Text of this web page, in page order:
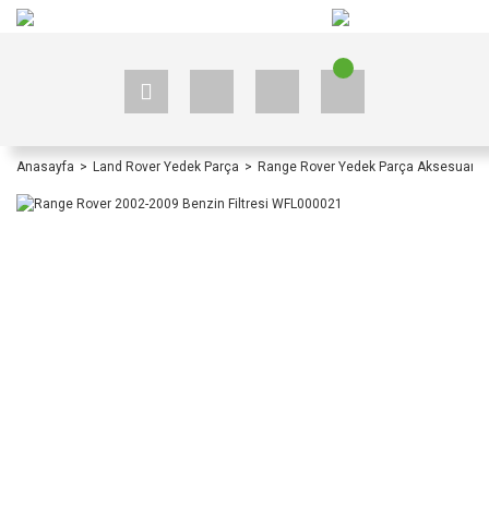
Anasayfa Land Rover Yedek Parça Range Rover Yedek Parça Aksesuar